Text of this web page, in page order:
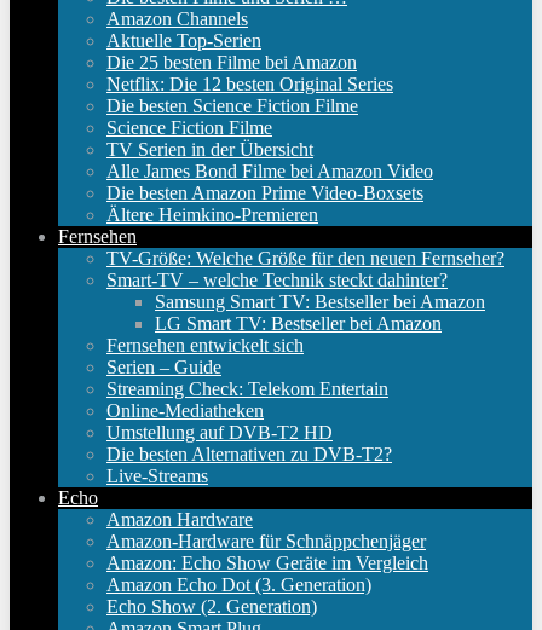
Amazon Channels
Aktuelle Top-Serien
Die 25 besten Filme bei Amazon
Netflix: Die 12 besten Original Series
Die besten Science Fiction Filme
Science Fiction Filme
TV Serien in der Übersicht
Alle James Bond Filme bei Amazon Video
Die besten Amazon Prime Video-Boxsets
Ältere Heimkino-Premieren
Fernsehen
TV-Größe: Welche Größe für den neuen Fernseher?
Smart-TV – welche Technik steckt dahinter?
Samsung Smart TV: Bestseller bei Amazon
LG Smart TV: Bestseller bei Amazon
Fernsehen entwickelt sich
Serien – Guide
Streaming Check: Telekom Entertain
Online-Mediatheken
Umstellung auf DVB-T2 HD
Die besten Alternativen zu DVB-T2?
Live-Streams
Echo
Amazon Hardware
Amazon-Hardware für Schnäppchenjäger
Amazon: Echo Show Geräte im Vergleich
Amazon Echo Dot (3. Generation)
Echo Show (2. Generation)